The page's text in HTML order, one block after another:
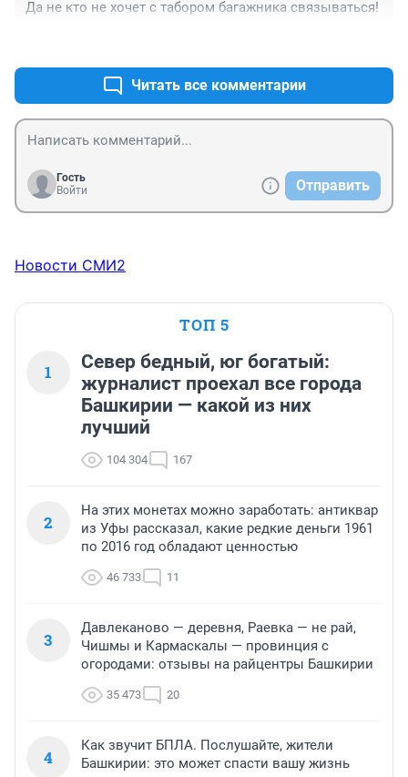
Да не кто не хочет с табором багажника связываться!
Читать все комментарии
Гость
Войти
Отправить
Новости СМИ2
ТОП 5
1
Север бедный, юг богатый:
журналист проехал все города
Башкирии — какой из них
лучший
104 304 167
2
На этих монетах можно заработать: антиквар
из Уфы рассказал, какие редкие деньги 1961
по 2016 год обладают ценностью
46 733 11
3
Давлеканово — деревня, Раевка — не рай,
Чишмы и Кармаскалы — провинция с
огородами: отзывы на райцентры Башкирии
35 473 20
4
Как звучит БПЛА. Послушайте, жители
Башкирии: это может спасти вашу жизнь